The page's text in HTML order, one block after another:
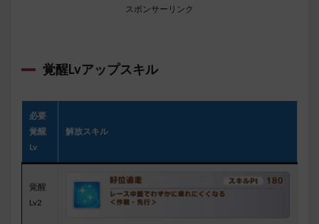
スポンサーリンク
覚醒Lvアップスキル
必要
覚醒
Lv
解放スキル
覚醒
Lv2